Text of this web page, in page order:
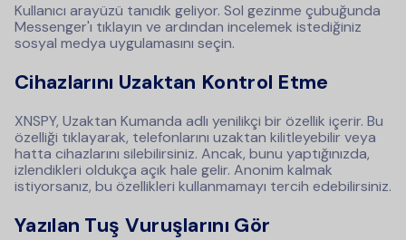
Kullanıcı arayüzü tanıdık geliyor. Sol gezinme çubuğunda
Messenger'ı tıklayın ve ardından incelemek istediğiniz
sosyal medya uygulamasını seçin.
Cihazlarını Uzaktan Kontrol Etme
XNSPY, Uzaktan Kumanda adlı yenilikçi bir özellik içerir. Bu
özelliği tıklayarak, telefonlarını uzaktan kilitleyebilir veya
hatta cihazlarını silebilirsiniz. Ancak, bunu yaptığınızda,
izlendikleri oldukça açık hale gelir. Anonim kalmak
istiyorsanız, bu özellikleri kullanmamayı tercih edebilirsiniz.
Yazılan Tuş Vuruşlarını Gör